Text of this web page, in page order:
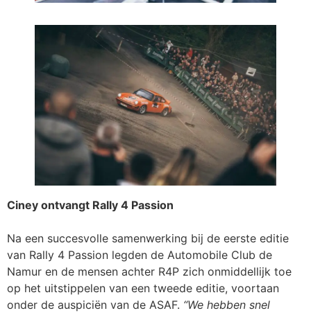
Ciney ontvangt Rally 4 Passion
Na een succesvolle samenwerking bij de eerste editie
van Rally 4 Passion legden de Automobile Club de
Namur en de mensen achter R4P zich onmiddellijk toe
op het uitstippelen van een tweede editie, voortaan
onder de auspiciën van de ASAF. “We hebben snel